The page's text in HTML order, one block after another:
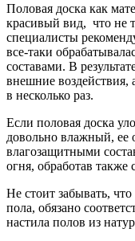
Половая доска как
красивый вид, что не
специалисты
все-таки
составами. В
внешние воздействия,
в несколько раз.
Если половая доска
довольно влажный, ее
влагозащитными
огня, обработав
Не стоит забывать,
пола, обязано
настила полов из